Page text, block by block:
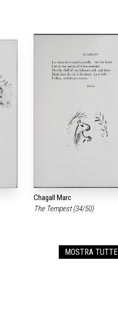
Chagall Marc
The Tempest (34/50)
MOSTRA TUTTE